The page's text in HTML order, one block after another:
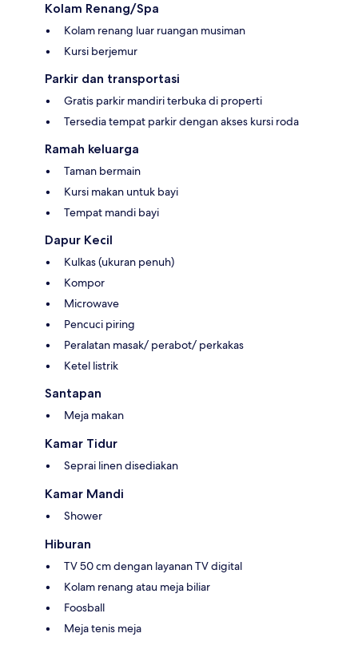
Kolam Renang/Spa
Kolam renang luar ruangan musiman
Kursi berjemur
Parkir dan transportasi
Gratis parkir mandiri terbuka di properti
Tersedia tempat parkir dengan akses kursi roda
Ramah keluarga
Taman bermain
Kursi makan untuk bayi
Tempat mandi bayi
Dapur Kecil
Kulkas (ukuran penuh)
Kompor
Microwave
Pencuci piring
Peralatan masak/ perabot/ perkakas
Ketel listrik
Santapan
Meja makan
Kamar Tidur
Seprai linen disediakan
Kamar Mandi
Shower
Hiburan
TV 50 cm dengan layanan TV digital
Kolam renang atau meja biliar
Foosball
Meja tenis meja